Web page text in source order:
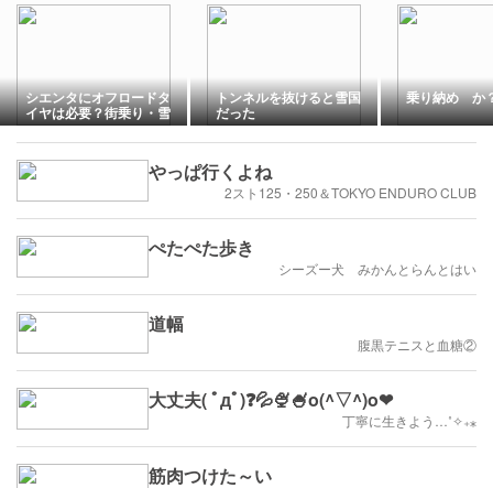
シエンタにオフロードタ
イヤは必要？街乗り・雪
道・キャンプ別に正直に
解説
トンネルを抜けると雪国
だった
乗り納め か
やっぱ行くよね
2スト125・250＆TOKYO ENDURO CLUB
ぺたぺた歩き
シーズー犬 みかんとらんとはい
道幅
腹黒テニスと血糖②
大丈夫( ﾟдﾟ)❓💦🍨🍧o(^▽^)o❤︎
丁寧に生きよう…˚✧₊⁎
筋肉つけた～い